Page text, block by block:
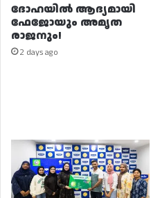
ദോഹയിൽ ആദ്യമായി
ഫേജോയും അമൃത
രാജനും!
2 days ago